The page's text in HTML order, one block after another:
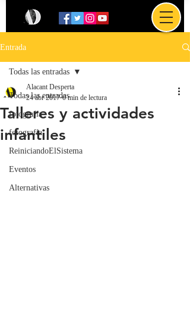
Entrada
Todas las entradas
fotografía
fotografía
ReiniciandoElSistema
Eventos
Alternativas
Todas las entradas
Talleres y actividades
infantiles
Alacant Desperta
24 abr 2017 0 min de lectura